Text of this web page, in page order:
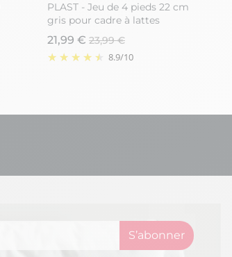
PLAST - Jeu de 4 pieds 22 cm
gris pour cadre à lattes
21,99 € 23,99 €
8.9/10